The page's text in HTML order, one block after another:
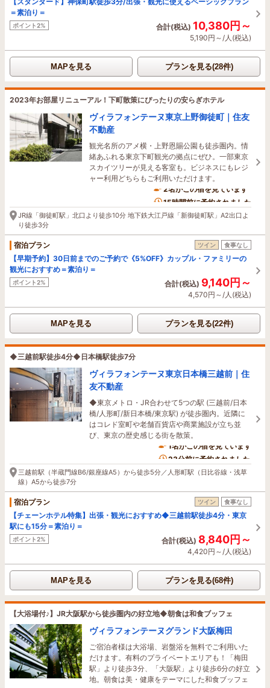
＝素泊り＝
ポイント2% 合計(税込) 10,380円～
5,190円～/人(税込)
MAPを見る プランを見る(28件)
2023年お部屋リニューアル！下町散策にぴったりの安らぎホテル
ヴィラフォンテーヌ東京上野御徒町｜住友
不動産
観光名所のアメ横・上野恩賜公園も徒歩圏内。情
緒あふれる東京下町観光の拠点にぜひ。一部東京
スカイツリーが見える客室も。ビジネスにもレジ
ャー利用どちらもご利用いただけます。
2名がこの宿を見ています
15時間前に予約されました
JR線「御徒町駅」北口より徒歩10分 地下鉄大江戸線「新御徒町駅」A2出口よ
り徒歩3分
宿泊プラン ツイン 食事なし
【早期予約】30日前までのご予約で《5%OFF》カップル・ファミリーの
観光におすすめ＝素泊り＝
ポイント2% 合計(税込) 9,140円～
4,570円～/人(税込)
MAPを見る プランを見る(22件)
◆三越前駅徒歩4分◆日本橋駅徒歩7分
ヴィラフォンテーヌ東京日本橋三越前｜住
友不動産
◆東京メトロ・JR合わせて5つの駅 (三越前/日本
橋/人形町/新日本橋/東京駅) が徒歩圏内。近隣に
はコレド室町や老舗百貨店や商業施設が立ち並
び、東京の歴史感じる街を散策。
1名がこの宿を見ています
23分前に予約されました
三越前駅（半蔵門線B6/銀座線A5）から徒歩5分／人形町駅（日比谷線・浅草
線）A5から徒歩7分
宿泊プラン ツイン 食事なし
【チェーンホテル特集】出張・観光におすすめ◆三越前駅徒歩4分・東京
駅にも15分＝素泊り＝
ポイント2% 合計(税込) 8,840円～
4,420円～/人(税込)
MAPを見る プランを見る(68件)
【大浴場付♪】JR大阪駅から徒歩圏内の好立地◆朝食は和食ブッフェ
ヴィラフォンテーヌグランド大阪梅田
ご宿泊者様は大浴場、岩盤浴を無料でご利用いた
だけます。有料のプライベートエリアも！「梅田
駅」より徒歩3分、「大阪駅」より徒歩6分の好立
地。朝食は美・健康をテーマにした和食ブッフェ